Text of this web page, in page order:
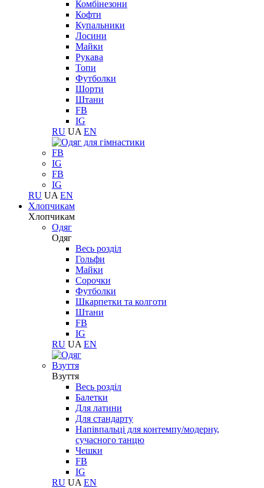
Комбінезони
Кофти
Купальники
Лосини
Майки
Рукава
Топи
Футболки
Шорти
Штани
FB
IG
RU UA EN
FB
IG
FB
IG
RU UA EN
Хлопчикам
Хлопчикам
Одяг
Одяг
Весь розділ
Гольфи
Майки
Сорочки
Футболки
Шкарпетки та колготи
Штани
FB
IG
RU UA EN
Взуття
Взуття
Весь розділ
Балетки
Для латини
Для стандарту
Напівпальці для контемпу/модерну,
сучасного танцю
Чешки
FB
IG
RU UA EN